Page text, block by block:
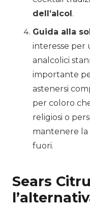
dell’alcol.
Guida alla
interesse per
analcolici
importante
astenersi
per coloro
religiosi o
mantenere
fuori.
Sears